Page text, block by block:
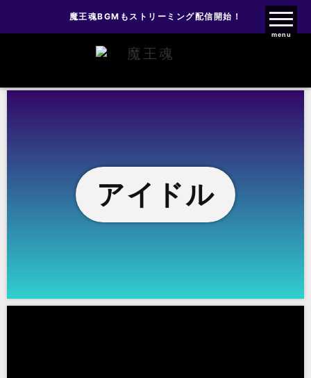
魔王魂ファンクラブ
魔王魂BGMもストリーミング配信開始！
menu
アイドル